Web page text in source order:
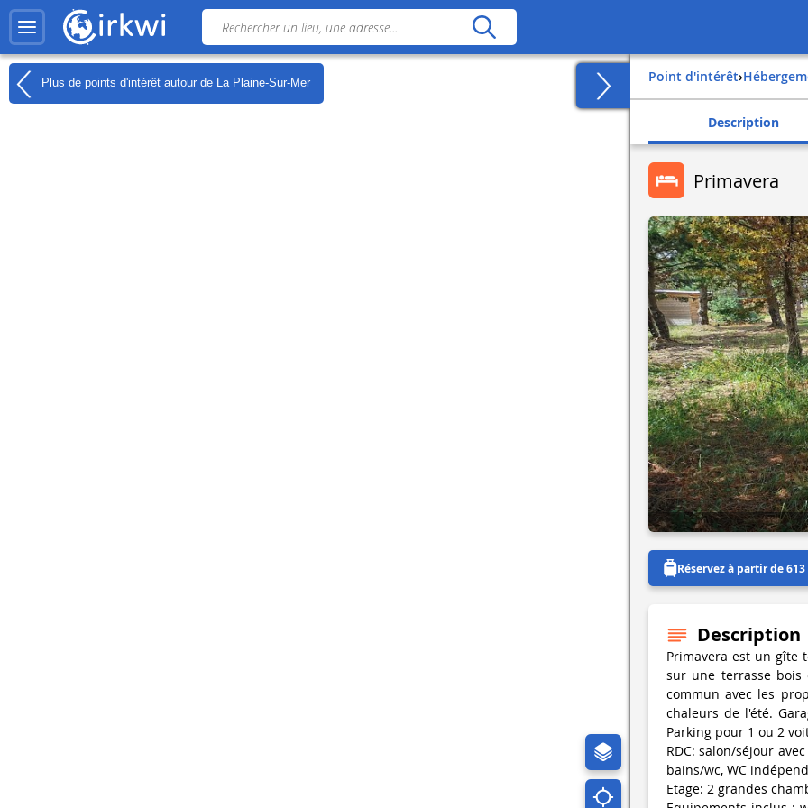
Plus de points d'intérêt autour de La Plaine-Sur-Mer Point d'intérêt›
Description
Primavera
Réservez à partir de 613
Description
Primavera est un gîte
sur une terrasse bois
commun avec les
chaleurs de l'été.
Parking pour 1 ou 2
RDC: salon/séjour
bains/wc, WC
Etage: 2 grandes